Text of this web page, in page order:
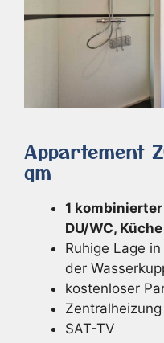
Appartement
qm
1
DU/WC, Küche
Ruhige Lage
der
kostenloser
Zentralheizung
SAT-TV